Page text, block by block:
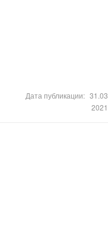
Дата публикации: 31.03
2021